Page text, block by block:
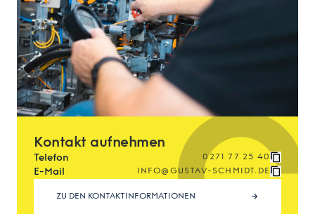
Kontakt aufnehmen
Telefon 0271 77 25 40
E-Mail INFO@GUSTAV-SCHMIDT.DE
ZU DEN KONTAKTINFORMATIONEN